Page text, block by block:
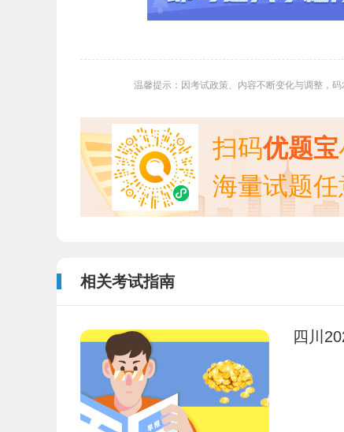
温馨提示：因考试政策、内容不断变化与调整，
扫码优题宝
海量试题任
相关考试指南
四川